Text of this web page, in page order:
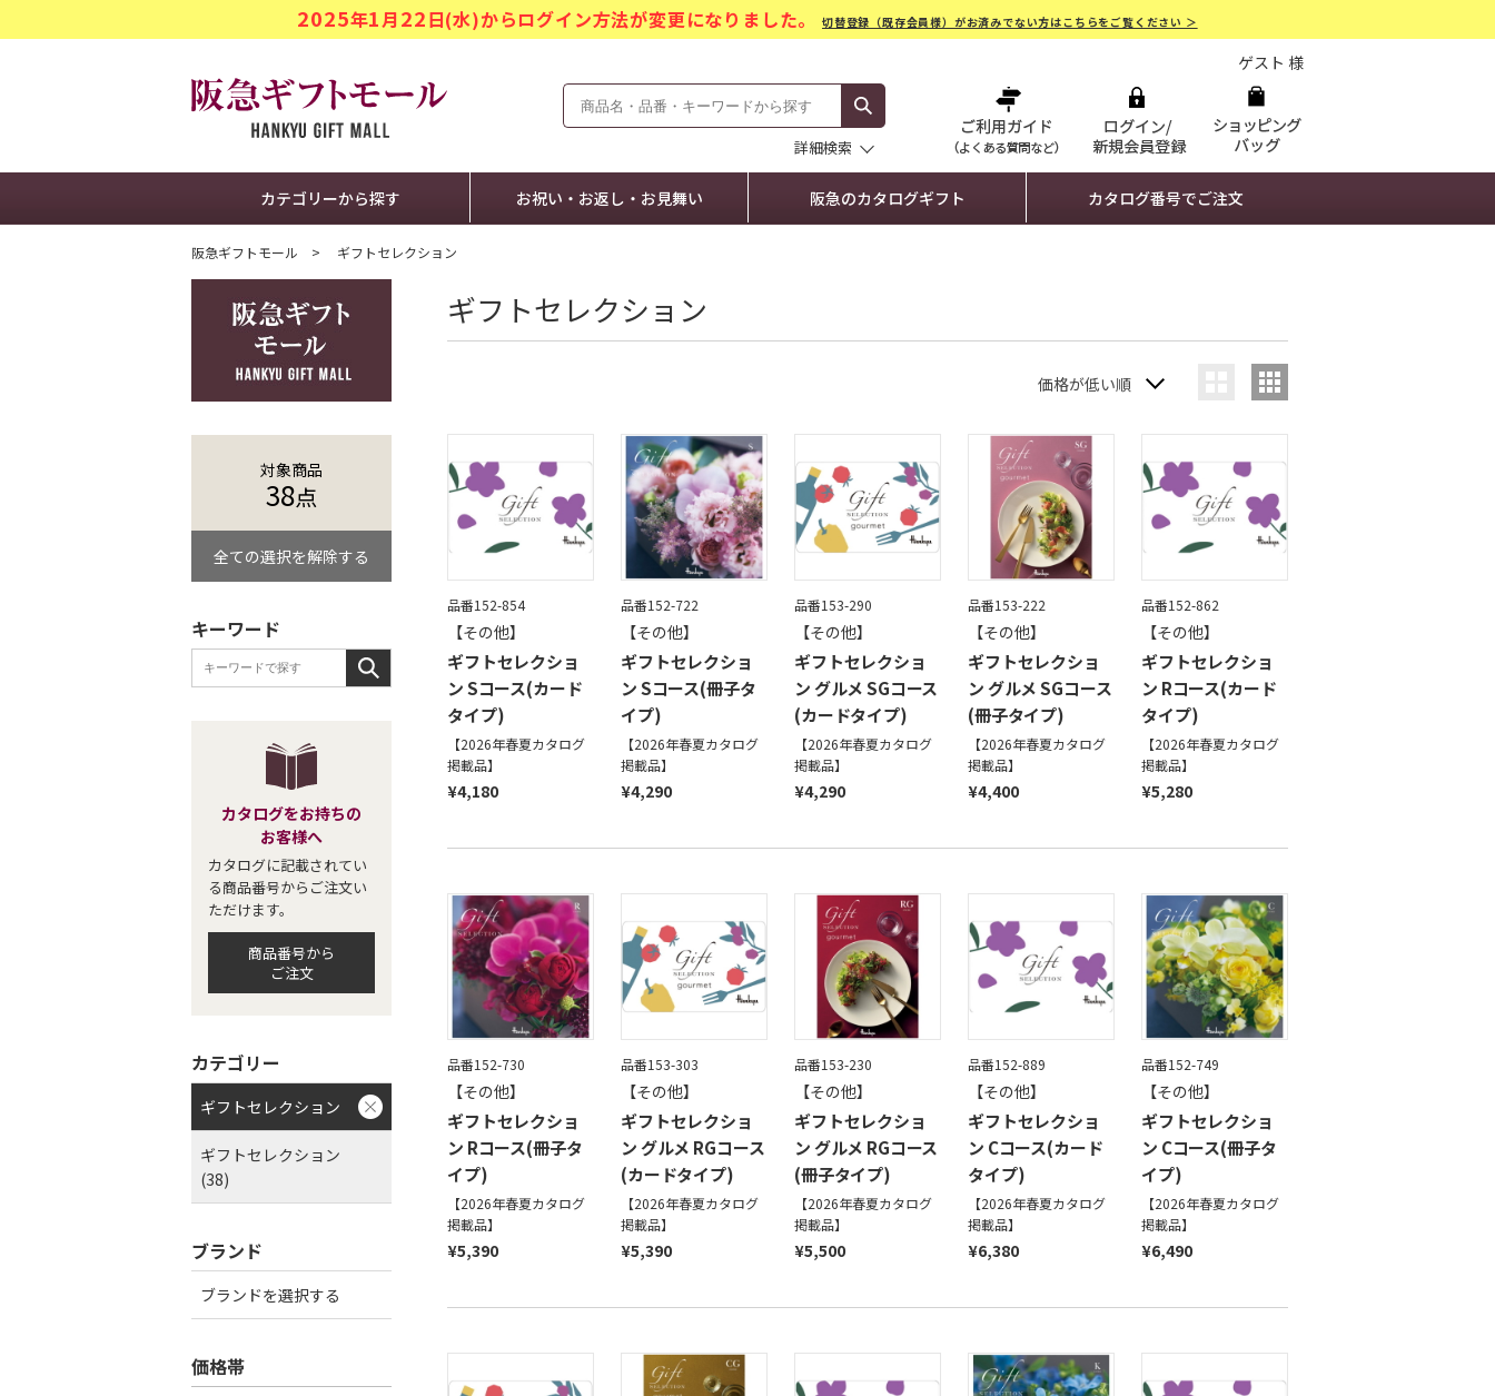
2025年1月22日(水)からログイン方法が変更になりました。切替登録（既存会員様）がお済みでない方はこちらをご覧ください ＞
阪急ギフトモール Hankyu Gift Mall
詳細検索
ゲスト 様
カテゴリーから探す お祝い・お返し・お見舞い 阪急のカタログギフト カタログ番号でご注文
阪急ギフトモール ギフトセレクション
ギフトセレクション
価格が低い順
品番152-854
【その他】
ギフトセレクショ
ン Sコース(カード
タイプ)
【2026年春夏カタログ
掲載品】
¥4,180
品番152-722
【その他】
ギフトセレクショ
ン Sコース(冊子タ
イプ)
【2026年春夏カタログ
掲載品】
¥4,290
品番153-290
【その他】
ギフトセレクショ
ン グルメ SGコース
(カードタイプ)
【2026年春夏カタログ
掲載品】
¥4,290
品番153-222
【その他】
ギフトセレクショ
ン グルメ SGコース
(冊子タイプ)
【2026年春夏カタログ
掲載品】
¥4,400
品番152-862
【その他】
ギフトセレクショ
ン Rコース(カード
タイプ)
【2026年春夏カタログ
掲載品】
¥5,280
品番152-730
【その他】
ギフトセレクショ
ン Rコース(冊子タ
イプ)
【2026年春夏カタログ
掲載品】
¥5,390
品番153-303
【その他】
ギフトセレクショ
ン グルメ RGコース
(カードタイプ)
【2026年春夏カタログ
掲載品】
¥5,390
品番153-230
【その他】
ギフトセレクショ
ン グルメ RGコース
(冊子タイプ)
【2026年春夏カタログ
掲載品】
¥5,500
品番152-889
【その他】
ギフトセレクショ
ン Cコース(カード
タイプ)
【2026年春夏カタログ
掲載品】
¥6,380
品番152-749
【その他】
ギフトセレクショ
ン Cコース(冊子タ
イプ)
【2026年春夏カタログ
掲載品】
¥6,490
対象商品
38点
全ての選択を解除する
キーワード
カタログをお持ちの
お客様へ
カタログに記載されてい
る商品番号からご注文い
ただけます。
商品番号から
ご注文
カテゴリー
ギフトセレクション
ギフトセレクション
(38)
ブランド
ブランドを選択する
価格帯